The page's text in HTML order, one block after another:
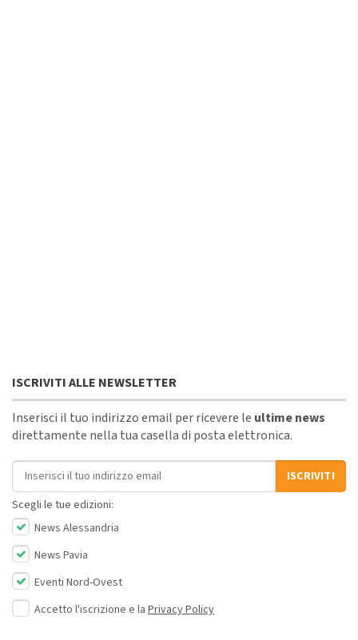
ISCRIVITI ALLE NEWSLETTER
Inserisci il tuo indirizzo email per ricevere le ultime news
direttamente nella tua casella di posta elettronica.
Indirizzo email
ISCRIVITI
Scegli le tue edizioni:
News Alessandria
News Pavia
Eventi Nord-Ovest
Accetto l'iscrizione e la Privacy Policy